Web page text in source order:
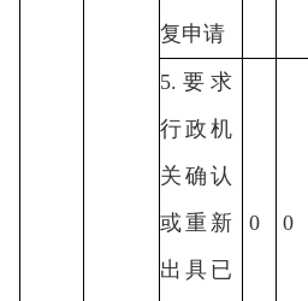
复申请
5.要求
行政机
关确认
或重新
出具已
0 0